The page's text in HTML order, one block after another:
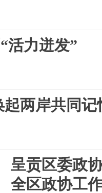
活力迸发”
两岸共同记
呈贡区委政
全区政协工